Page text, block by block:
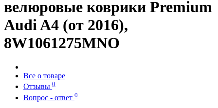
велюровые коврики Premium
Audi A4 (от 2016),
8W1061275MNO
Все о товаре
Отзывы 0
Вопрос - ответ 0